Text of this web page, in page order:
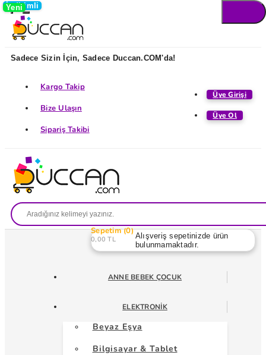
Sadece Sizin İçin, Sadece Duccan.COM'da!
Üye Girişi
Üye Ol
Kargo Takip
Bize Ulaşın
Sipariş Takibi
Sepetim 0
0,00 TL
Alışveriş sepetinizde ürün
bulunmamaktadır.
ANNE BEBEK ÇOCUK
ELEKTRONIK
Beyaz Eşya
Bilgisayar & Tablet
İndirimli
Yeni